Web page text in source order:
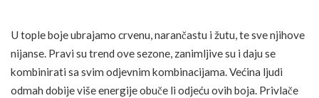
U tople boje ubrajamo crvenu, narančastu i žutu, te sve njihove
nijanse. Pravi su trend ove sezone, zanimljive su i daju se
kombinirati sa svim odjevnim kombinacijama. Većina ljudi
odmah dobije više energije obuče li odjeću ovih boja. Privlače